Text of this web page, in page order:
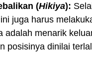
(Hikiya):
juga harus
adalah menarik
posisinya dinilai